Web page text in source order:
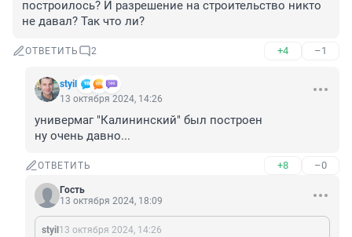
построилось? И разрешение на строительство никто
не давал? Так что ли?
ОТВЕТИТЬ 2 +4 –1
styil
13 октября 2024, 14:26
универмаг "Калининский" был построен
ну очень давно...
ОТВЕТИТЬ +8 –0
Гость
13 октября 2024, 18:09
styil 13 октября 2024, 14:26